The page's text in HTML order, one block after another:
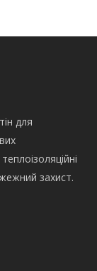
для
захист.